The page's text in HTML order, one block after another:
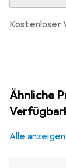
Kostenloser
Ähnliche
Alle anzeigen